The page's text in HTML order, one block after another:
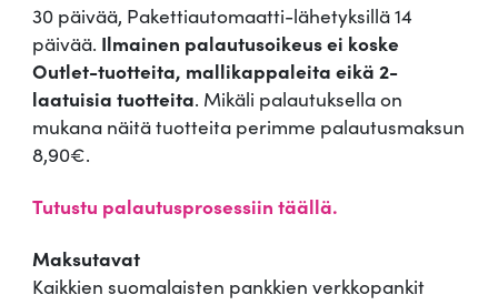
30 päivää, Pakettiautomaatti-lähetyksillä 14
päivää. Ilmainen palautusoikeus ei koske
Outlet-tuotteita, mallikappaleita eikä 2-
laatuisia tuotteita. Mikäli palautuksella on
mukana näitä tuotteita perimme palautusmaksun
8,90€.
Tutustu palautusprosessiin täällä.
Maksutavat
Kaikkien suomalaisten pankkien verkkopankit